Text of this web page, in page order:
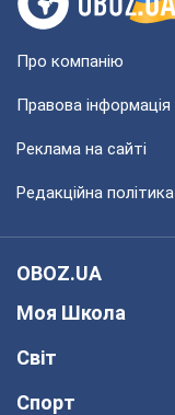
Про компанію
Правова інформація
Реклама на сайті
Редакційна політика
OBOZ.UA
Моя Школа
Світ
Спорт